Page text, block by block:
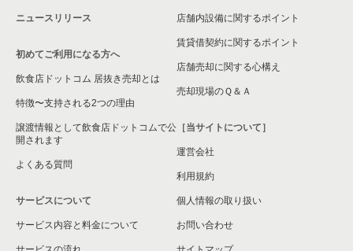
さいたま市岩槻区の飲食店の居抜き売却物件の案件一覧
狭山市の飲食店の居抜き売却物件の案件一覧
さいたま市中央区の飲食店の居抜き売却物件の案件一覧
さいたま市桜区の飲食店の居抜き売却物件の案件一覧
加須市の飲食店の居抜き売却物件の案件一覧
入間郡の飲食店の居抜き売却物件の案件一覧
ニュースリリース
初めてご利用になる方へ
飲食店ドットコム 居抜き売却とは
特徴〜支持される2つの理由
譲渡情報として飲食店ドットコムで公
開されます
よくある質問
サービスについて
サービス内容と料金について
店舗内設備に関するポイント
賃貸借契約に関するポイント
店舗売却に関する心構え
売却現場のＱ＆Ａ
［当サイトについて］
運営会社
利用規約
個人情報の取り扱い
お問い合わせ